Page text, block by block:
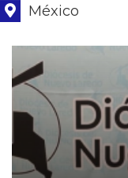
México